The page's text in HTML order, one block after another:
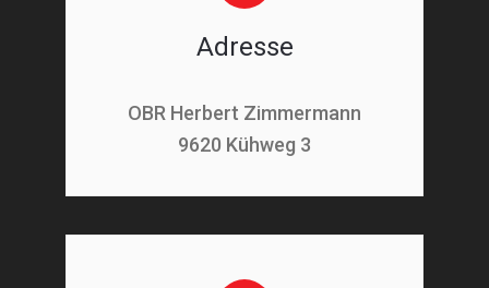
Adresse
OBR Herbert Zimmermann
9620 Kühweg 3